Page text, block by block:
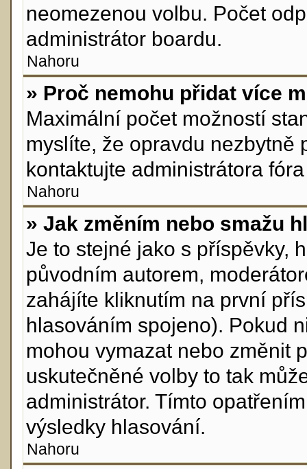
neomezenou volbu. Počet
administrátor boardu.
Nahoru
» Proč nemohu přidat více
Maximální počet možností
myslíte, že opravdu nezbytně
kontaktujte administrátora
Nahoru
» Jak změním nebo smažu
Je to stejné jako s příspěvky,
původním autorem,
zahájíte kliknutím na první
hlasováním spojeno). Pokud
mohou vymazat nebo změnit
uskutečněné volby to tak
administrátor. Tímto
výsledky hlasování.
Nahoru